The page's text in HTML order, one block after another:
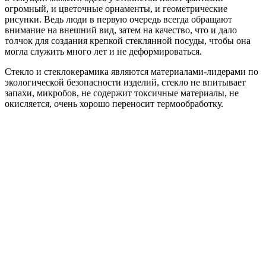
огромный, и цветочные орнаменты, и геометрические
рисунки. Ведь люди в первую очередь всегда обращают
внимание на внешний вид, затем на качество, что и дало
толчок для создания крепкой стеклянной посуды, чтобы она
могла служить много лет и не деформироваться.
Стекло и стеклокерамика являются материалами-лидерами по
экологической безопасности изделий, стекло не впитывает
запахи, микробов, не содержит токсичные материалы, не
окисляется, очень хорошо переносит термообработку.